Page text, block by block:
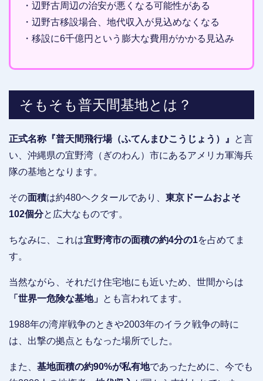
・辺野古周辺の治安が悪くなる可能性がある
・辺野古移設場合、地代収入が見込めなくなる
・移設に6千億円という膨大な費用がかかる見込み
そもそも普天間基地とは？
正式名称『普天間飛行場（ふてんまひこうじょう）』
と言
い、沖縄県の宜野湾（ぎのわん）市にあるアメリカ軍海兵
隊の基地となります。
その面積は約480ヘクタールであり、 東京ドームおよそ
102個分と広大なものです。
ちなみに、これは宜野湾市の面積の約4分の1を占めてま
す。
当然ながら、それだけ住宅地にも近いため、世間からは
「世界一危険な基地」 とも言われてます。
1988年の湾岸戦争のときや2003年のイラク戦争の時に
は、出撃の拠点ともなった場所でした。
また、 基地面積の約90%が私有地であったために、今でも